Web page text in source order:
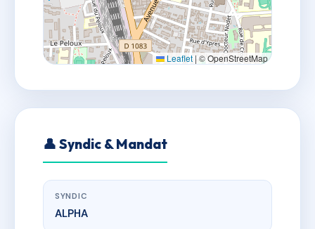
Leaflet | © OpenStreetMap
👤 Syndic & Mandat
SYNDIC
ALPHA